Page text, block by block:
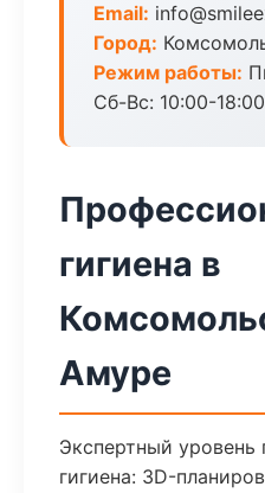
Email:
Город:
Режим работы:
Сб-Вс: 10:00-18:00
гигиена в
Амуре
Экспертный уровень
гигиена: 3D-